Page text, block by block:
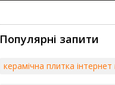
Популярні запити
керамічна плитка